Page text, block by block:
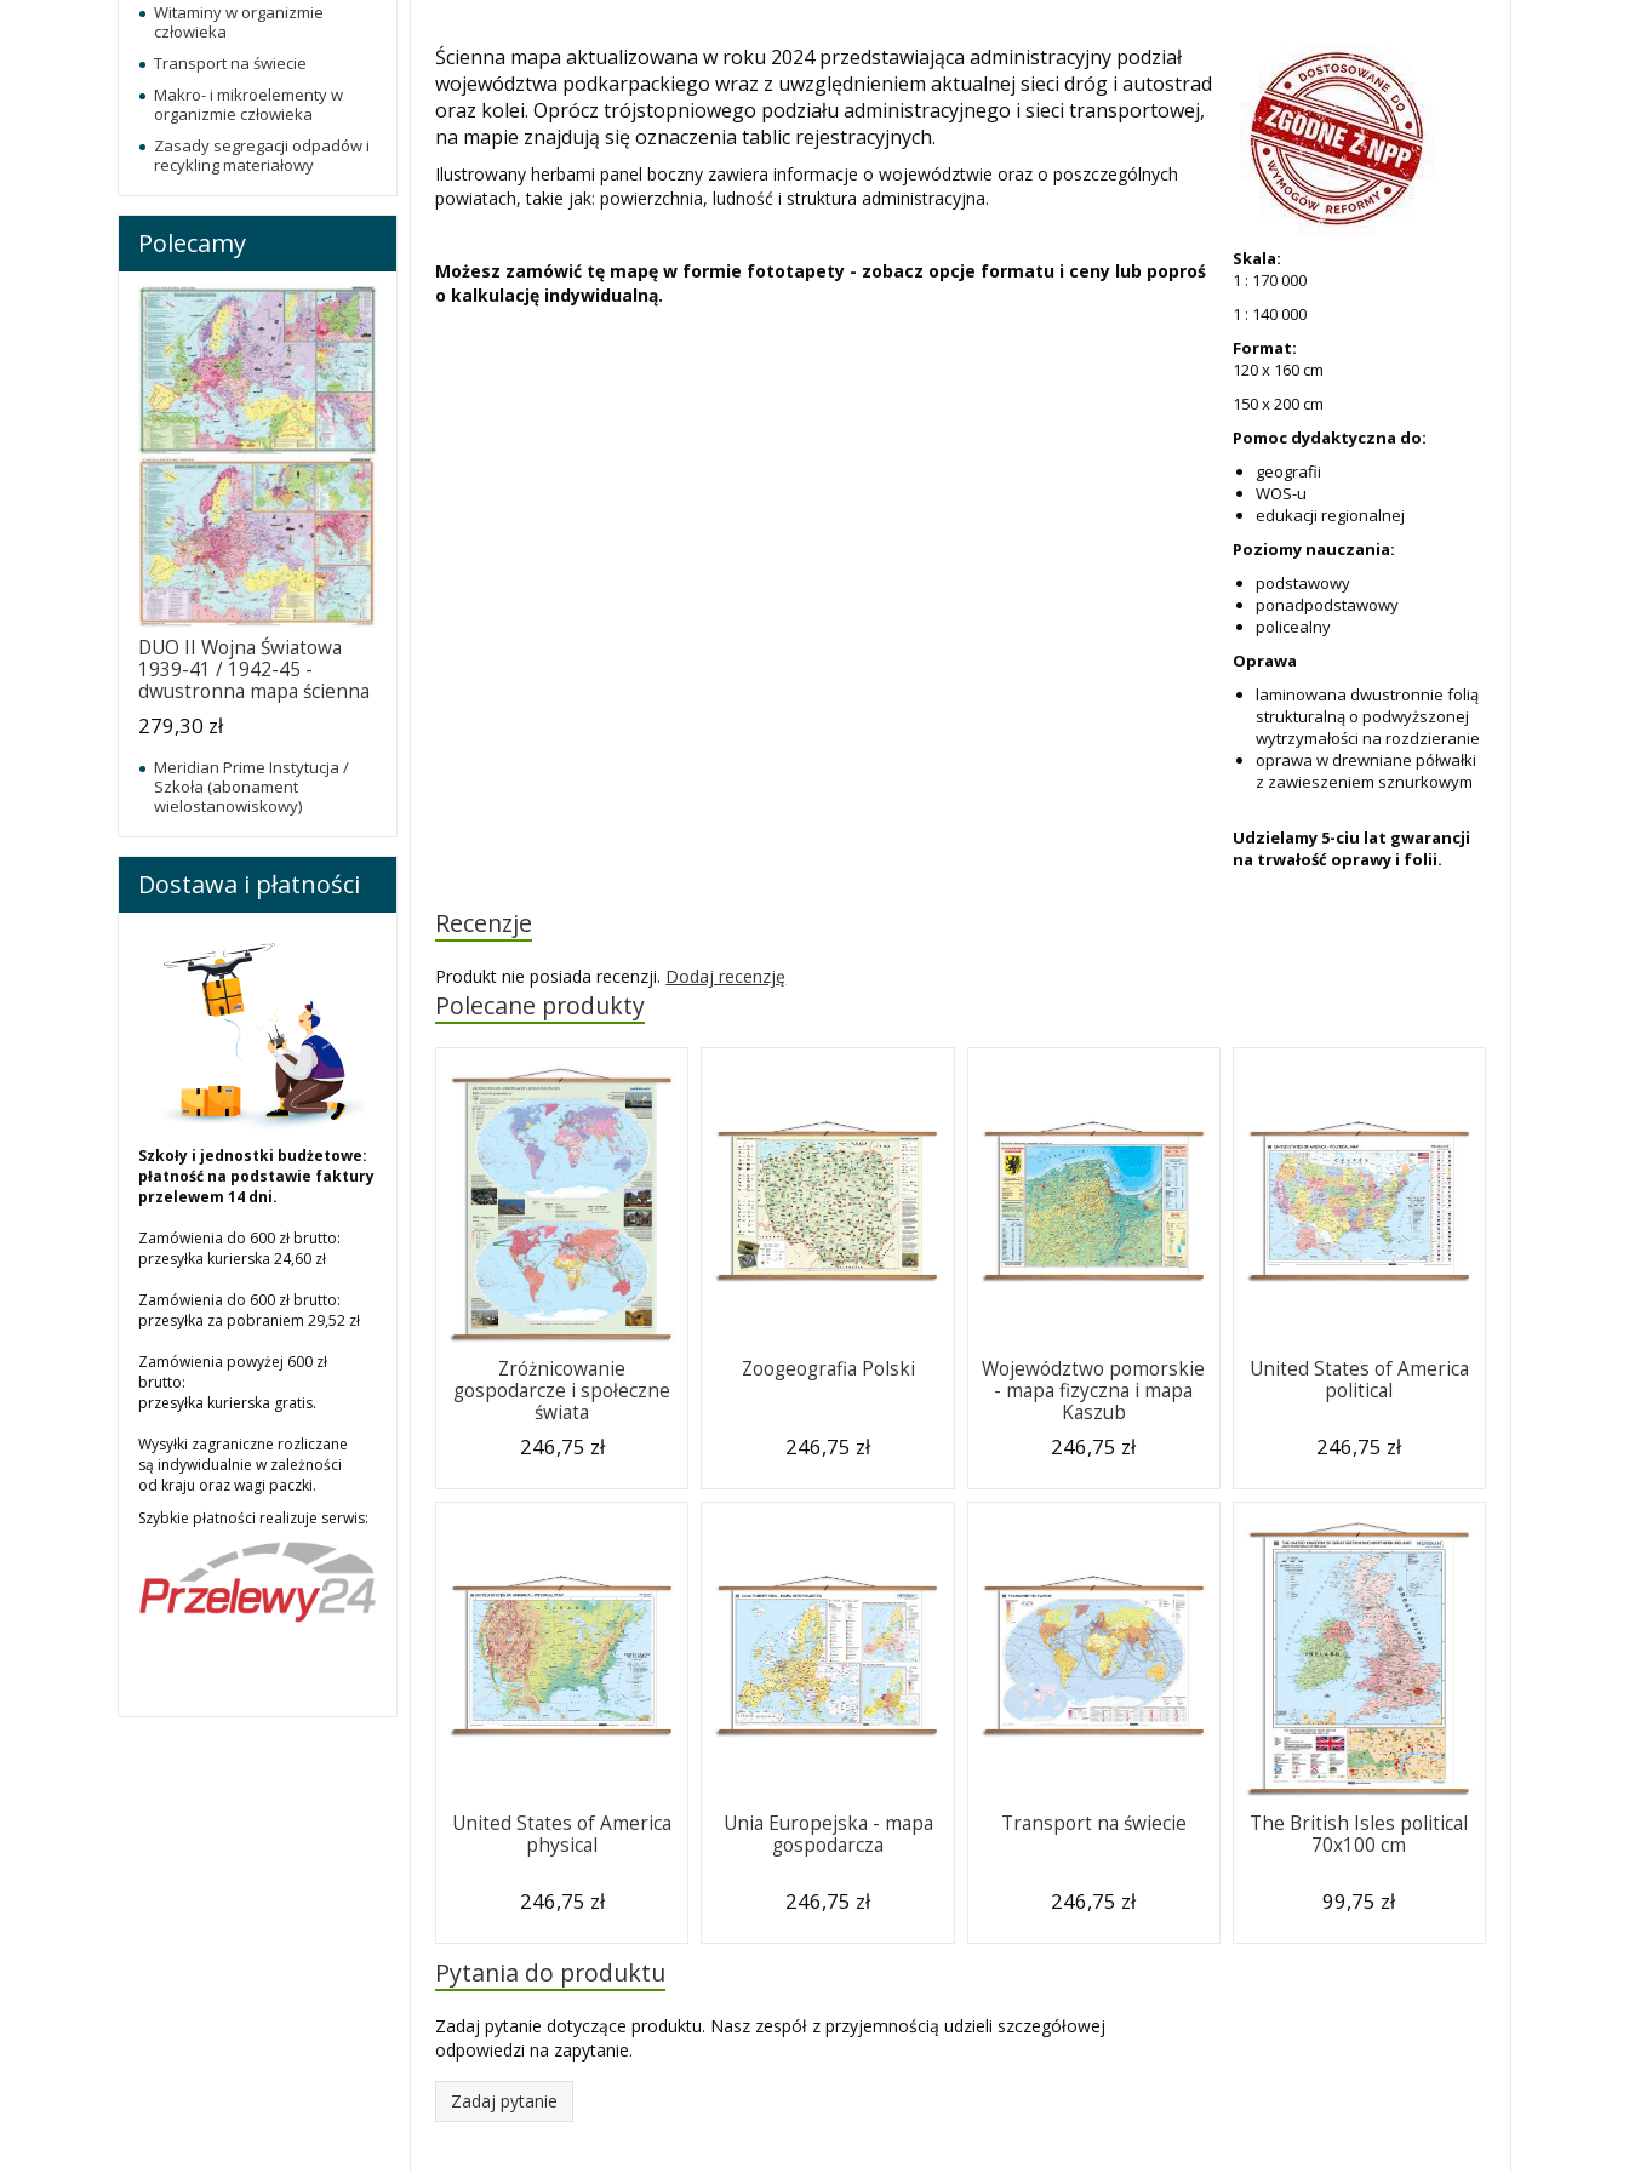
Ścienna mapa aktualizowana w roku 2024 przedstawiająca administracyjny podział
województwa podkarpackiego wraz z uwzględnieniem aktualnej sieci dróg i autostrad
oraz kolei. Oprócz trójstopniowego podziału administracyjnego i sieci transportowej,
na mapie znajdują się oznaczenia tablic rejestracyjnych.
Ilustrowany herbami panel boczny zawiera informacje o województwie oraz o poszczególnych
powiatach, takie jak: powierzchnia, ludność i struktura administracyjna.
Możesz zamówić tę mapę w formie fototapety - zobacz opcje formatu i ceny lub poproś
o kalkulację indywidualną.
Skala:
1 : 170 000
1 : 140 000
Format:
120 x 160 cm
150 x 200 cm
Pomoc dydaktyczna do:
geografii
WOS-u
edukacji regionalnej
Poziomy nauczania:
podstawowy
ponadpodstawowy
policealny
Oprawa
laminowana dwustronnie folią
strukturalną o podwyższonej
wytrzymałości na rozdzieranie
oprawa w drewniane półwałki
z zawieszeniem sznurkowym
Udzielamy 5-ciu lat gwarancji
na trwałość oprawy i folii.
Recenzje
Produkt nie posiada recenzji. Dodaj recenzję
Polecane produkty
Zróżnicowanie
gospodarcze i społeczne
świata
246,75 zł
Zoogeografia Polski
246,75 zł
Województwo pomorskie
- mapa fizyczna i mapa
Kaszub
246,75 zł
United States of America
political
246,75 zł
United States of America
physical
246,75 zł
Unia Europejska - mapa
gospodarcza
246,75 zł
Transport na świecie
246,75 zł
The British Isles political
70x100 cm
99,75 zł
Pytania do produktu
Zadaj pytanie dotyczące produktu. Nasz zespół z przyjemnością udzieli szczegółowej
odpowiedzi na zapytanie.
Zadaj pytanie
Witaminy w organizmie
człowieka
Transport na świecie
Makro- i mikroelementy w
organizmie człowieka
Zasady segregacji odpadów i
recykling materiałowy
Polecamy
DUO II Wojna Światowa
1939-41 / 1942-45 -
dwustronna mapa ścienna
279,30 zł
Meridian Prime Instytucja /
Szkoła (abonament
wielostanowiskowy)
Dostawa i płatności
Szkoły i jednostki budżetowe:
płatność na podstawie faktury
przelewem 14 dni.
Zamówienia do 600 zł brutto:
przesyłka kurierska 24,60 zł
Zamówienia do 600 zł brutto:
przesyłka za pobraniem 29,52 zł
Zamówienia powyżej 600 zł
brutto:
przesyłka kurierska gratis.
Wysyłki zagraniczne rozliczane
są indywidualnie w zależności
od kraju oraz wagi paczki.
Szybkie płatności realizuje serwis: